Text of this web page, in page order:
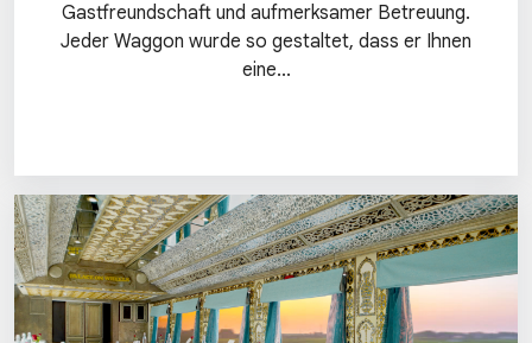
Gastfreundschaft und aufmerksamer Betreuung.
Jeder Waggon wurde so gestaltet, dass er Ihnen
eine...